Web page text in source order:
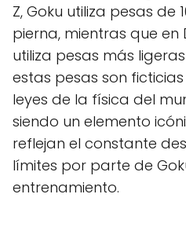
Z, Goku utiliza pesas
pierna, mientras que en
utiliza pesas más
estas pesas son
leyes de la física del
siendo un elemento
reflejan el constante
límites por parte de
entrenamiento.